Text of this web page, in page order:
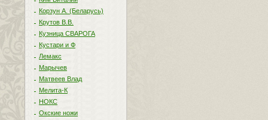
Корзун А. (Беларусь)
Крутов В.В.
Кузница СВАРОГА
Кустари и Ф
Лемакс
Марычев
Матвеев Влад
Мелита-К
НОКС
Окские ножи